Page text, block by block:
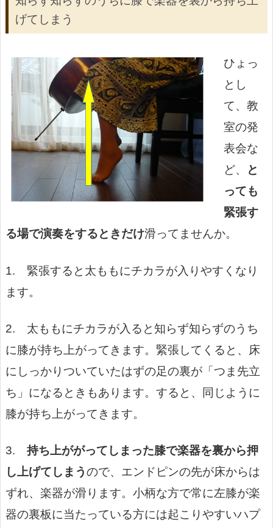
げてしまう
ひょっ
とし
て、教
室の発
表会な
ど、
と
っても
緊張す
る場で演奏をするときだけ滑ってませんか。
1. 緊張すると太ももにチカラが入りやすくなり
ます。
2. 太ももにチカラが入ると知らず知らずのうち
に膝が持ち上がってきます。緊張してくると、床
にしっかりついていたはずの足の裏が「つま先立
ち」になるときもあります。すると、同じように
膝が持ち上がってきます。
3. 持ち上ががってしまった膝で楽器を裏から押
し上げてしまうので、エンドピンの先が床からは
ずれ、楽器が滑ります。小柄な方で常に左膝が楽
器の裏板に当たっている方には起こりやすいハプ